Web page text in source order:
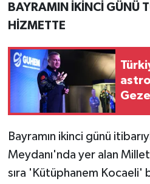
BAYRAMIN İKİNCİ GÜNÜ
HİZMETTE
Bayramın ikinci günü
Meydanı'nda yer alan
sıra 'Kütüphanem Kocaeli'